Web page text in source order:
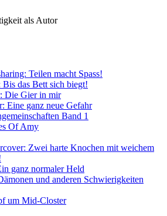
als Autor
Teilen macht Spass!
das Bett sich biegt!
Die Gier in mir
Eine ganz neue Gefahr
Band 1
Of Amy
Zwei harte Knochen mit weichem
ganz normaler Held
und anderen Schwierigkeiten
um Mid-Closter